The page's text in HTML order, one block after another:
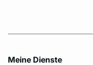
Meine Dienste